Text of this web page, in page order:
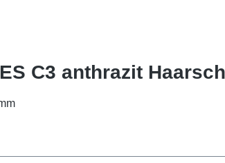
C3 anthrazit